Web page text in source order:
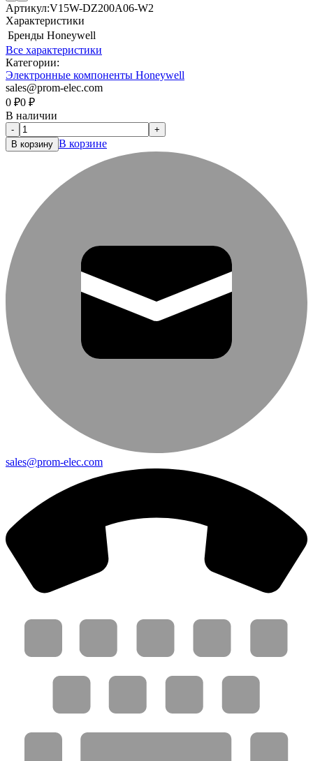
Артикул:V15W-DZ200A06-W2
Характеристики
Бренды Honeywell
Все характеристики
Категории:
Электронные компоненты Honeywell
sales@prom-elec.com
0 ₽0 ₽
В наличии
-
+
В корзину В корзине
sales@prom-elec.com